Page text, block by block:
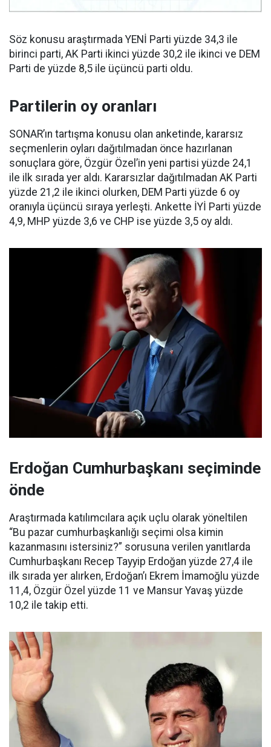
Söz konusu araştırmada YENİ Parti yüzde 34,3 ile
birinci parti, AK Parti ikinci yüzde 30,2 ile ikinci ve DEM
Parti de yüzde 8,5 ile üçüncü parti oldu.
Partilerin oy oranları
SONAR’ın tartışma konusu olan anketinde, kararsız
seçmenlerin oyları dağıtılmadan önce hazırlanan
sonuçlara göre, Özgür Özel’in yeni partisi yüzde 24,1
ile ilk sırada yer aldı. Kararsızlar dağıtılmadan AK Parti
yüzde 21,2 ile ikinci olurken, DEM Parti yüzde 6 oy
oranıyla üçüncü sıraya yerleşti. Ankette İYİ Parti yüzde
4,9, MHP yüzde 3,6 ve CHP ise yüzde 3,5 oy aldı.
Erdoğan Cumhurbaşkanı seçiminde
önde
Araştırmada katılımcılara açık uçlu olarak yöneltilen
“Bu pazar cumhurbaşkanlığı seçimi olsa kimin
kazanmasını istersiniz?” sorusuna verilen yanıtlarda
Cumhurbaşkanı Recep Tayyip Erdoğan yüzde 27,4 ile
ilk sırada yer alırken, Erdoğan’ı Ekrem İmamoğlu yüzde
11,4, Özgür Özel yüzde 11 ve Mansur Yavaş yüzde
10,2 ile takip etti.